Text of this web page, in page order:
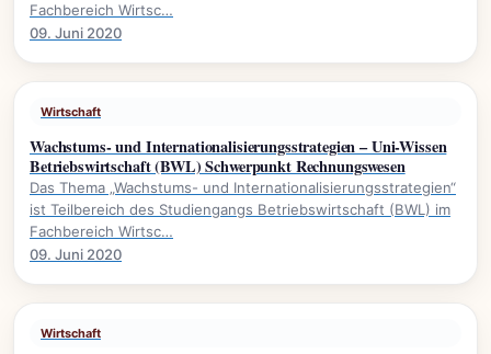
Fachbereich Wirtsc…
09. Juni 2020
Wirtschaft
Wachstums- und Internationalisierungsstrategien – Uni-Wissen
Betriebswirtschaft (BWL) Schwerpunkt Rechnungswesen
Das Thema „Wachstums- und Internationalisierungsstrategien“
ist Teilbereich des Studiengangs Betriebswirtschaft (BWL) im
Fachbereich Wirtsc…
09. Juni 2020
Wirtschaft